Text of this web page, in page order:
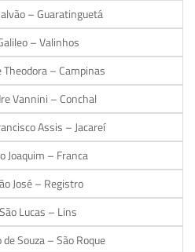
– Guaratinguetá
– Valinhos
– Campinas
Vannini – Conchal
Assis – Jacareí
Joaquim – Franca
José – Registro
Lucas – Lins
Souza – São Roque